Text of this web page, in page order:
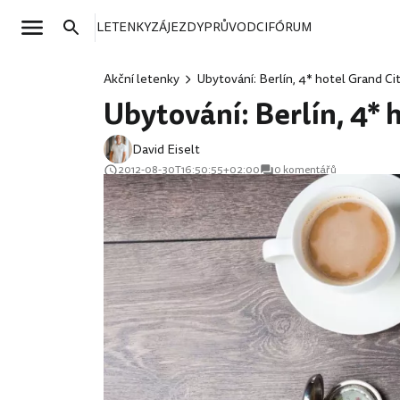
LETENKYZÁJEZDYPRŮVODCIFÓRUM
Akční letenky Ubytování: Berlín, 4* hotel Grand
Ubytování: Berlín, 4*
David Eiselt
2012-08-30T16:50:55+02:00 0 komentářů